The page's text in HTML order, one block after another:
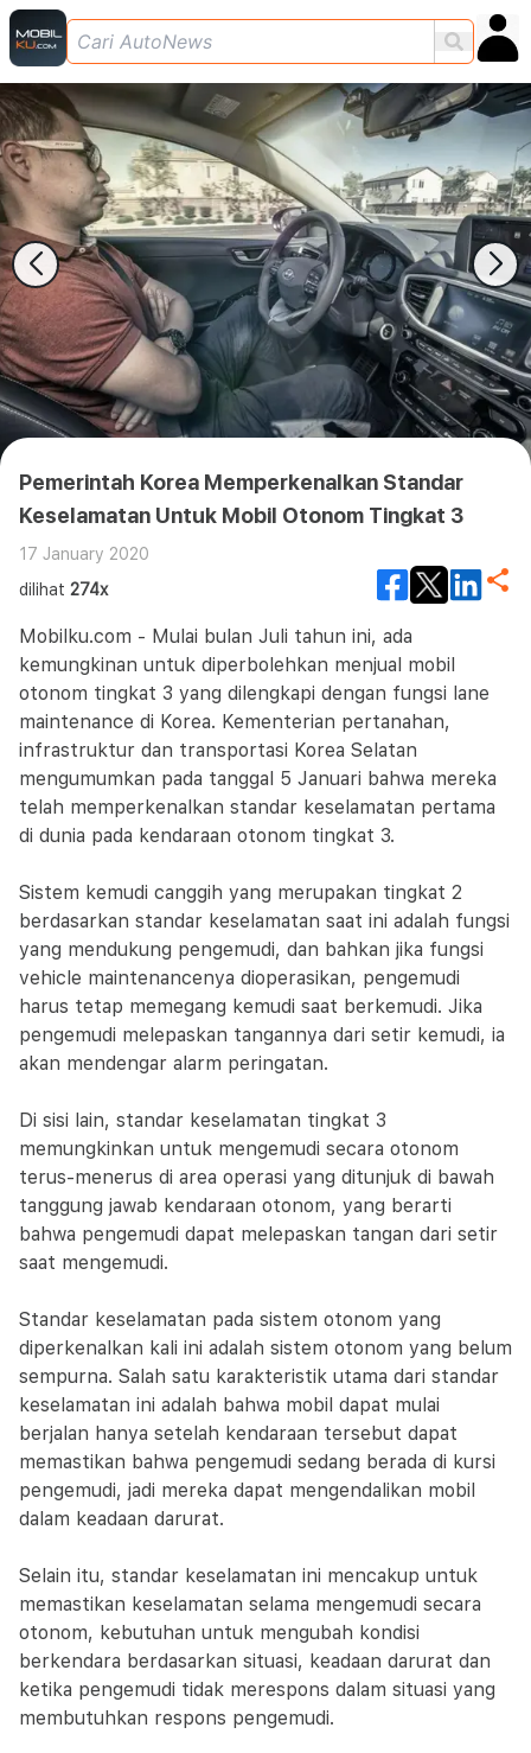
Pemerintah Korea Memperkenalkan Standar
Keselamatan Untuk Mobil Otonom Tingkat 3
17 January 2020
dilihat 274x
Mobilku.com - Mulai bulan Juli tahun ini, ada
kemungkinan untuk diperbolehkan menjual mobil
otonom tingkat 3 yang dilengkapi dengan fungsi lane
maintenance di Korea. Kementerian pertanahan,
infrastruktur dan transportasi Korea Selatan
mengumumkan pada tanggal 5 Januari bahwa mereka
telah memperkenalkan standar keselamatan pertama
di dunia pada kendaraan otonom tingkat 3.
Sistem kemudi canggih yang merupakan tingkat 2
berdasarkan standar keselamatan saat ini adalah fungsi
yang mendukung pengemudi, dan bahkan jika fungsi
vehicle maintenancenya dioperasikan, pengemudi
harus tetap memegang kemudi saat berkemudi. Jika
pengemudi melepaskan tangannya dari setir kemudi, ia
akan mendengar alarm peringatan.
Di sisi lain, standar keselamatan tingkat 3
memungkinkan untuk mengemudi secara otonom
terus-menerus di area operasi yang ditunjuk di bawah
tanggung jawab kendaraan otonom, yang berarti
bahwa pengemudi dapat melepaskan tangan dari setir
saat mengemudi.
Standar keselamatan pada sistem otonom yang
diperkenalkan kali ini adalah sistem otonom yang belum
sempurna. Salah satu karakteristik utama dari standar
keselamatan ini adalah bahwa mobil dapat mulai
berjalan hanya setelah kendaraan tersebut dapat
memastikan bahwa pengemudi sedang berada di kursi
pengemudi, jadi mereka dapat mengendalikan mobil
dalam keadaan darurat.
Selain itu, standar keselamatan ini mencakup untuk
memastikan keselamatan selama mengemudi secara
otonom, kebutuhan untuk mengubah kondisi
berkendara berdasarkan situasi, keadaan darurat dan
ketika pengemudi tidak merespons dalam situasi yang
membutuhkan respons pengemudi.